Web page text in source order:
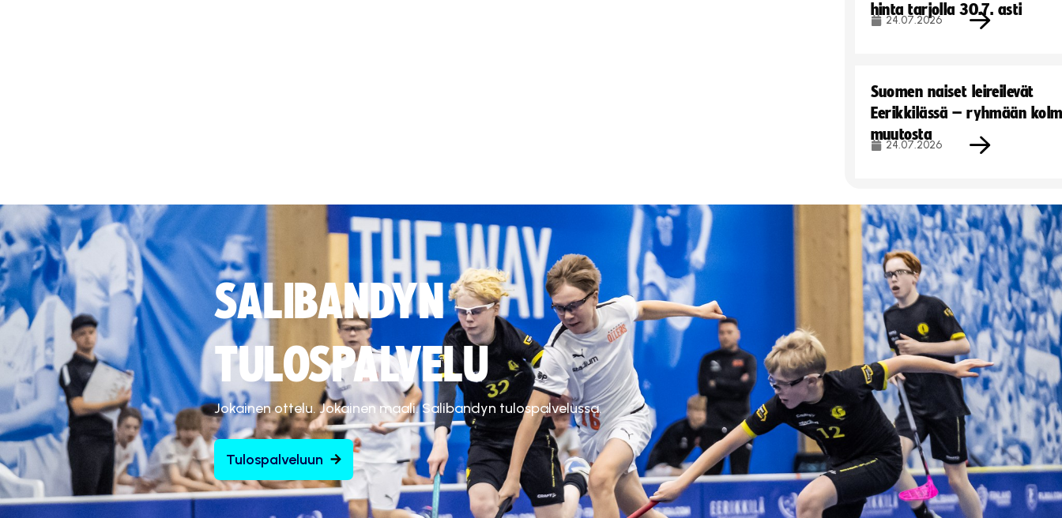
hinta tarjolla 30.7. asti
24.07.2026
Suomen naiset leireilevät
Eerikkilässä – ryhmään
muutosta
24.07.2026
SALIBANDYN
TULOSPALVELU
Jokainen ottelu. Jokainen maali. Salibandyn tulospalvelussa.
Tulospalveluun